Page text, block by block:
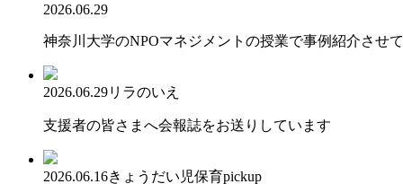
2026.06.29
神奈川大学のNPOマネジメントの授業で事例紹介させ
2026.06.29リラのいえ
支援者の皆さまへ会報誌をお送りしています
2026.06.16きょうだい児保育pickup